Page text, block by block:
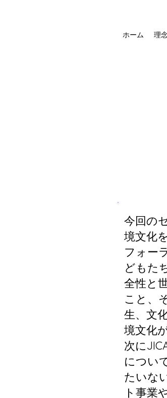
ホーム 理
今回の
境文化
フォー
どもた
全性と
こと、
生、文
境文化
次に
につい
たいな
ト事業